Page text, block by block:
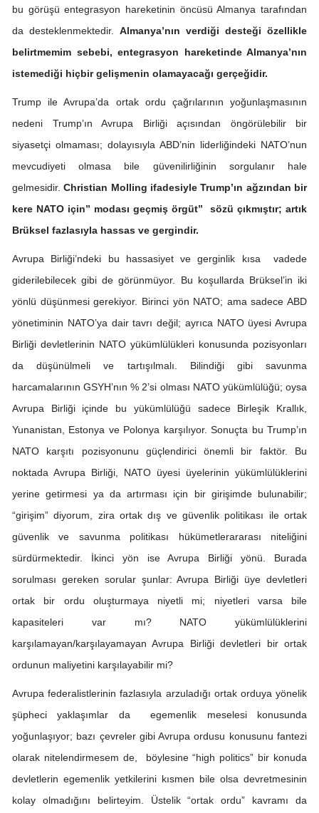
bu görüşü entegrasyon hareketinin öncüsü Almanya tarafından
da desteklenmektedir. Almanya’nın verdiği desteği özellikle
belirtmemim sebebi, entegrasyon hareketinde Almanya’nın
istemediği hiçbir gelişmenin olamayacağı gerçeğidir.
Trump ile Avrupa’da ortak ordu çağrılarının yoğunlaşmasının
nedeni Trump’ın Avrupa Birliği açısından öngörülebilir bir
siyasetçi olmaması; dolayısıyla ABD’nin liderliğindeki NATO’nun
mevcudiyeti olmasa bile güvenilirliğinin sorgulanır hale
gelmesidir.Christian Molling ifadesiyle Trump’ın ağzından bir
kere NATO için” modası geçmiş örgüt” sözü çıkmıştır; artık
Brüksel fazlasıyla hassas ve gergindir.
Avrupa Birliği’ndeki bu hassasiyet ve gerginlik kısa vadede
giderilebilecek gibi de görünmüyor. Bu koşullarda Brüksel’in iki
yönlü düşünmesi gerekiyor. Birinci yön NATO; ama sadece ABD
yönetiminin NATO’ya dair tavrı değil; ayrıca NATO üyesi Avrupa
Birliği devletlerinin NATO yükümlülükleri konusunda pozisyonları
da düşünülmeli ve tartışılmalı. Bilindiği gibi savunma
harcamalarının GSYH’nın % 2’si olması NATO yükümlülüğü; oysa
Avrupa Birliği içinde bu yükümlülüğü sadece Birleşik Krallık,
Yunanistan, Estonya ve Polonya karşılıyor. Sonuçta bu Trump’ın
NATO karşıtı pozisyonunu güçlendirici önemli bir faktör. Bu
noktada Avrupa Birliği, NATO üyesi üyelerinin yükümlülüklerini
yerine getirmesi ya da artırması için bir girişimde bulunabilir;
“girişim” diyorum, zira ortak dış ve güvenlik politikası ile ortak
güvenlik ve savunma politikası hükümetlerararası niteliğini
sürdürmektedir. İkinci yön ise Avrupa Birliği yönü. Burada
sorulması gereken sorular şunlar: Avrupa Birliği üye devletleri
ortak bir ordu oluşturmaya niyetli mi; niyetleri varsa bile
kapasiteleri var mı? NATO yükümlülüklerini
karşılamayan/karşılayamayan Avrupa Birliği devletleri bir ortak
ordunun maliyetini karşılayabilir mi?
Avrupa federalistlerinin fazlasıyla arzuladığı ortak orduya yönelik
şüpheci yaklaşımlar da egemenlik meselesi konusunda
yoğunlaşıyor; bazı çevreler gibi Avrupa ordusu konusunu fantezi
olarak nitelendirmesem de, böylesine “high politics” bir konuda
devletlerin egemenlik yetkilerini kısmen bile olsa devretmesinin
kolay olmadığını belirteyim. Üstelik “ortak ordu” kavramı da